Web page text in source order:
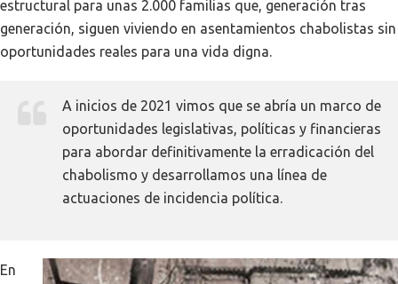
estructural para unas 2.000 familias que, generación tras
generación, siguen viviendo en asentamientos chabolistas sin
oportunidades reales para una vida digna.
A inicios de 2021 vimos que se abría un marco de
oportunidades legislativas, políticas y financieras
para abordar definitivamente la erradicación del
chabolismo y desarrollamos una línea de
actuaciones de incidencia política.
En